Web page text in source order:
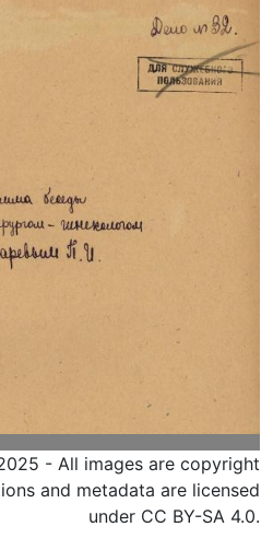
- All images are copyright
and metadata are licensed
under CC BY-SA 4.0.